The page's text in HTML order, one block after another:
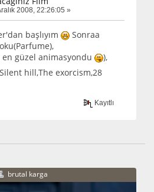
2008, 22:26:05 »
başlıyım
Sonraa
güzel animasyondu
),
Silent hill,The exorcism,28
Kayıtlı
brutal karga